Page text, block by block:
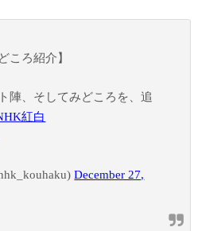
ころ紹介】
陣、そしてみどころを、追
紅白
December 27,